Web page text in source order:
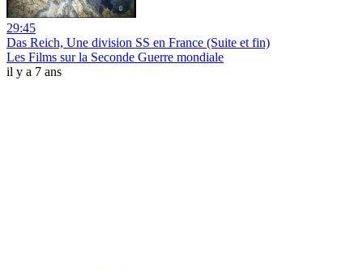
29:45
Das Reich, Une division SS en France (Suite et fin)
Les Films sur la Seconde Guerre mondiale
il y a 7 ans